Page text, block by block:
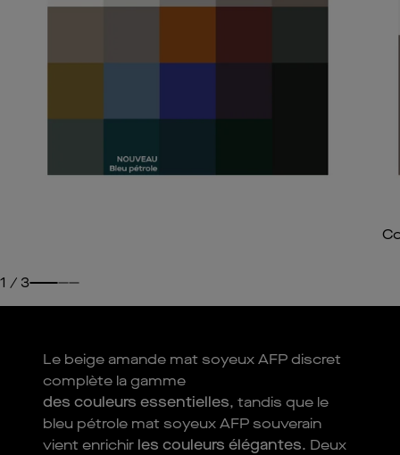
1 / 3
Le beige amande mat soyeux AFP discret
complète la gamme
des couleurs essentielles, tandis que le
bleu pétrole mat soyeux AFP souverain
vient enrichir les couleurs élégantes. Deux